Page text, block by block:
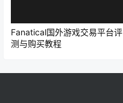
Fanatical国外游戏交易平台评
测与购买教程